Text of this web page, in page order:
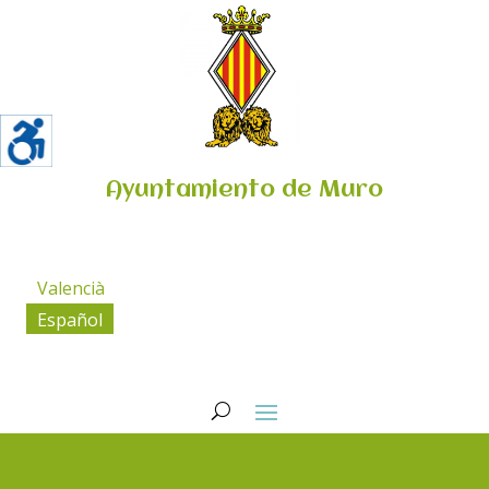
Ayuntamiento de Muro
Valencià
Español